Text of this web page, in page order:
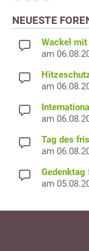
NEUESTE
Wackel mit
am
am
am
Tag des
am
Gedenktag
am